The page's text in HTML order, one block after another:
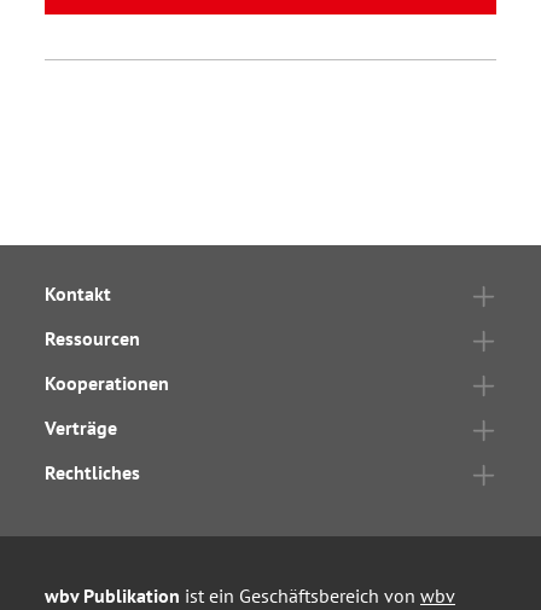
Kontakt
Ressourcen
Kooperationen
Verträge
Rechtliches
wbv Publikation ist ein Geschäftsbereich von wbv